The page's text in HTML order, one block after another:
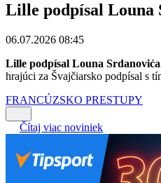
Lille podpísal Louna
06.07.2026 08:45
Lille podpísal Louna
hrajúci za Švajčiarsko podpísal s
FRANCÚZSKO PRESTUPY
Čítaj viac noviniek